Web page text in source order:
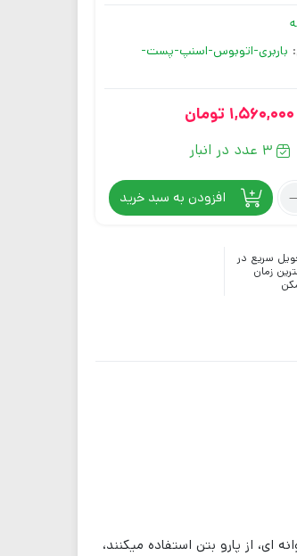
باربری-اتوبوس-اسنپ-پست-
1,560,000 تومان
3 عدد در انبار
افزودن به سبد خرید
سریع در
زمان
از پارو بتن استفاده میکنند،